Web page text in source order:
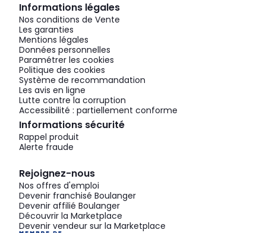
Informations légales
Nos conditions de Vente
Les garanties
Mentions légales
Données personnelles
Paramétrer les cookies
Politique des cookies
Système de recommandation
Les avis en ligne
Lutte contre la corruption
Accessibilité : partiellement conforme
Informations sécurité
Rappel produit
Alerte fraude
Rejoignez-nous
Nos offres d'emploi
Devenir franchisé Boulanger
Devenir affilié Boulanger
Découvrir la Marketplace
Devenir vendeur sur la Marketplace